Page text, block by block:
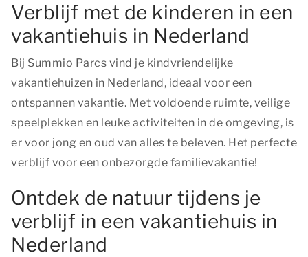
Verblijf met de kinderen in een
vakantiehuis in Nederland
Bij Summio Parcs vind je kindvriendelijke
vakantiehuizen in Nederland, ideaal voor een
ontspannen vakantie. Met voldoende ruimte, veilige
speelplekken en leuke activiteiten in de omgeving, is
er voor jong en oud van alles te beleven. Het perfecte
verblijf voor een onbezorgde familievakantie!
Ontdek de natuur tijdens je
verblijf in een vakantiehuis in
Nederland